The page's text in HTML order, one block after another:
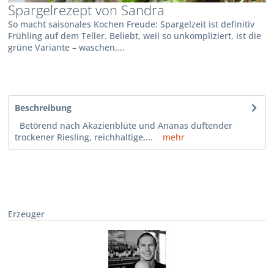
Spargelrezept von Sandra
So macht saisonales Kochen Freude: Spargelzeit ist definitiv
Frühling auf dem Teller. Beliebt, weil so unkompliziert, ist die
grüne Variante – waschen,...
Beschreibung
Betörend nach Akazienblüte und Ananas duftender
trockener Riesling, reichhaltige,...
mehr
Erzeuger